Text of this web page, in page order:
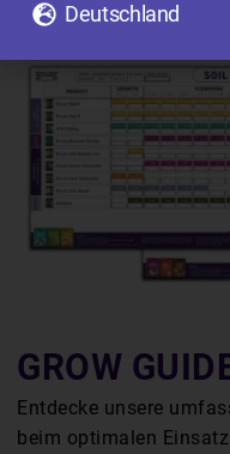
GROW
Entdecke unsere
beim optimalen
Deutschland